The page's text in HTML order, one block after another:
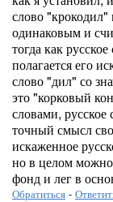
слово
одинаковым и
тогда как
полагается его
слово "дил" со
это "корковый
словами, русское
точный смысл
искаженное
но в целом можно
фонд и лег в
Обратиться -